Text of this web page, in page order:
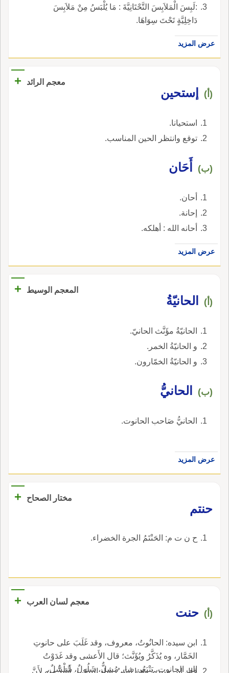
:لَبِسَ الْمَلاَبِسَ التَّحْتَانِيَّةَ : مَا يُلْبَسُ مِنْ مَلاَبِسَ
دَاخِلِيَّةٍ تَحْتَ سِوَاهَا.
عرض المزيد
معجم الرائد +
(أ) إستحين
استحيانا.
توقع وانتظر الحين المناسب.
(ب) أَحَان
أحان.
إحانة.
أحانه الله : أهلكه.
عرض المزيد
المعجم الوسيط +
(أ) الحانيّةُ
الحانيّةُ مؤَنَّث الحانيّ.
و الحانيّةُ الخمر.
و الحانيّةُ الخمّارون.
(ب) الحانيُّ
الحانيُّ صَاحب الحانوت.
عرض المزيد
مختار الصحاح
+
حنتم
ح ن ت م: الحَنْتَمُ الجرة الخضراء.
معجم لسان العرب +
(أ) حنت
ابن سيده: الحانُوتُ، معروف، وقد غَلَبَ على حانوتِ
الخَمَّار، وه يُذَكَّرُ ويُؤَنَّث؛ قال الأَعشى وقد غَدَوْتُ
إِلى الحانوتِ، يَتْبَعُن شارٍ مُشِلٌّ، شَلُولٌ، شُلْشُلٌ،
قال ابن سيده: وهذا نَسَبٌ شاذ البتةَ، ل أَشَذَّ منه لأَنَّ